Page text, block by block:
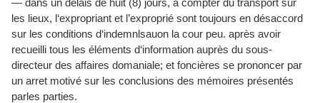
— dans un délais de huit (8) jours, a compter du transport sur
les lieux, l‘expropriant et l’exproprié sont toujours en désaccord
sur les conditions d‘indemnlsauon la cour peu. après avoir
recueilli tous les éléments d‘information auprès du sous-
directeur des affaires domaniale; et foncières se prononcer par
un arret motivé sur les conclusions des mémoires présentés
parles parties.